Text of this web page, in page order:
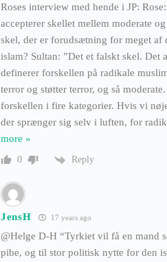
Roses interview med hende i JP:
accepterer skellet mellem moderate
skel, der er forudsætning for meget af
islam? Sultan: ”Det et falskt skel. Det
definerer forskellen på radikale
terror og støtter terror, og så
forskellen i fire kategorier. Hvis vi
der sprænger sig selv i luften, for
more »
0 Reply
JensH 17 years ago
@Helge D-H “Tyrkiet vil få en mand
pibe, og til stor politisk nytte for den